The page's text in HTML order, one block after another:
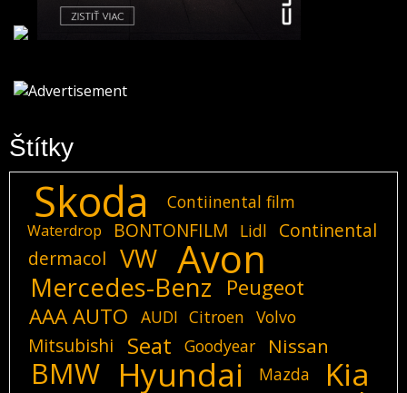
Štítky
Skoda Contiinental film
Waterdrop BONTONFILM Lidl
Continental
dermacol
VW Avon
Mercedes-Benz
Peugeot
AAA AUTO
AUDI Citroen Volvo
Mitsubishi Seat Goodyear Nissan
BMW Hyundai Mazda Kia